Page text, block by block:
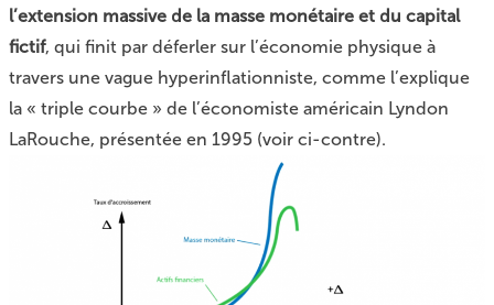
l’extension massive de la masse monétaire et du capital
fictif, qui finit par déferler sur l’économie physique à
travers une vague hyperinflationniste, comme l’explique
la « triple courbe » de l’économiste américain Lyndon
LaRouche, présentée en 1995 (voir ci-contre).